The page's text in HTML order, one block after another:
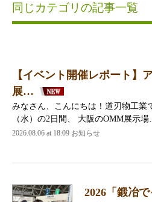
同じカテゴリの記事一覧
【イベント開催レポート】
展…
みなさん、こんにちは！道刃物工業
（水）の2日間、 大阪のOMM展示場
2026.08.06 at 18:09 お知らせ
2026「鍛冶